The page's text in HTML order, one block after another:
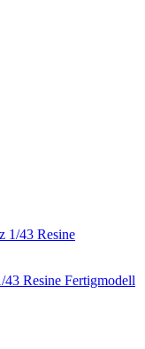
Resine Fertigmodell